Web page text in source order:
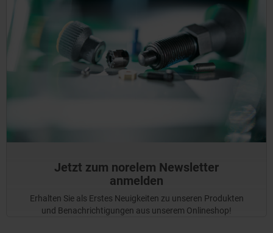
Jetzt zum norelem Newsletter
anmelden
Erhalten Sie als Erstes Neuigkeiten zu unseren Produkten
und Benachrichtigungen aus unserem Onlineshop!